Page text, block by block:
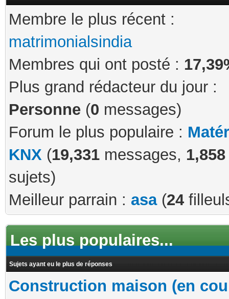
Membre le plus récent :
matrimonialsindia
Membres qui ont posté :
Plus grand rédacteur du jour :
Personne (0 messages)
Forum le plus populaire :
KNX (19,331 messages, 1,858
sujets)
Meilleur parrain : asa(24
Les plus populaires...
Sujets ayant eu le plus de réponses
Construction maison (en